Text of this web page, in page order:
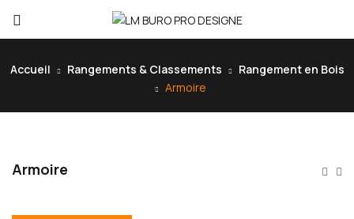
Accueil Rangements & Classements
Rangement en Bois
Armoire
Armoire